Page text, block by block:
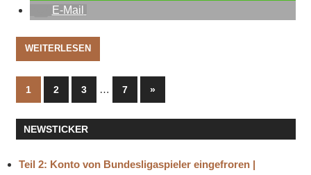
E-Mail
WEITERLESEN
Seitennummerierung
der
Beiträge
1 2 3 … 7
Nächste
Beiträge
»
NEWSTICKER
Teil 2: Konto von Bundesligaspieler eingefroren |